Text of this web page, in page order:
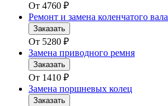
От 4760 ₽
Ремонт и замена коленчатого вала
Заказать
От 5280 ₽
Замена приводного ремня
Заказать
От 1410 ₽
Замена поршневых колец
Заказать